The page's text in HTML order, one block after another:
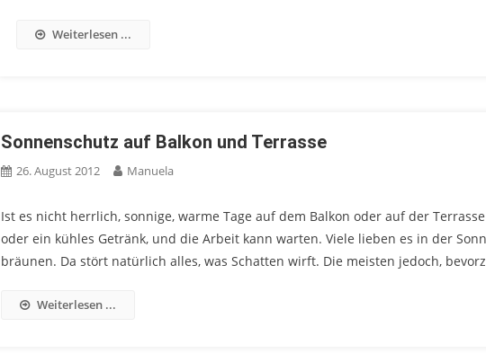
Weiterlesen ...
Sonnenschutz auf Balkon und Terrasse
26. August 2012 Manuela
Ist es nicht herrlich, sonnige, warme Tage auf dem Balkon oder auf der
oder ein kühles Getränk, und die Arbeit kann warten. Viele lieben es in der
bräunen. Da stört natürlich alles, was Schatten wirft. Die meisten jedoch,
Weiterlesen ...